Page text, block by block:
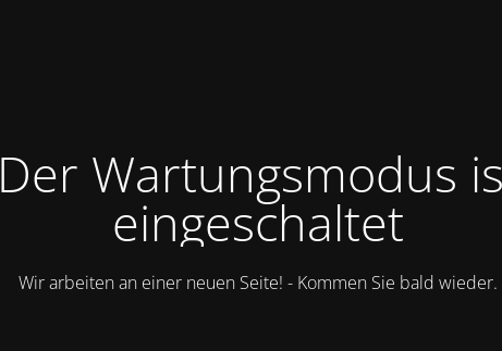
Der Wartungsmodus
eingeschaltet
Wir arbeiten an einer neuen Seite! - Kommen Sie bald wieder.